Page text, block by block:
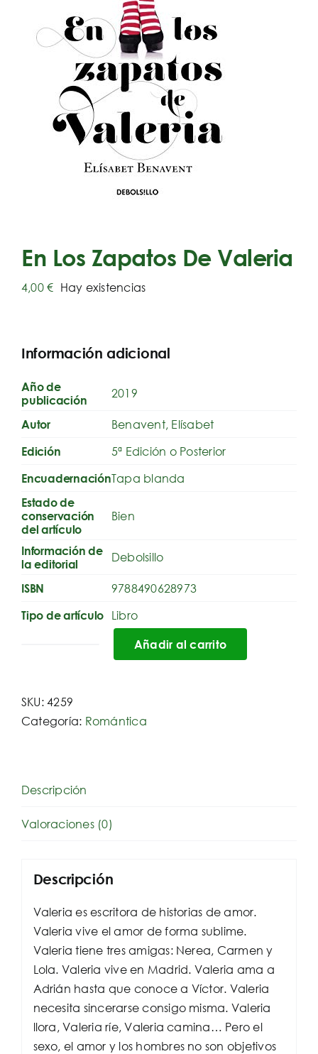
En Los Zapatos De Valeria
4,00€ Hay existencias
Información adicional
Año de
publicación
2019
Autor Benavent, Elísabet
Edición 5ª Edición o Posterior
EncuadernaciónTapa blanda
Estado de
conservación
del artículo
Bien
Información de
la editorial
Debolsillo
ISBN 9788490628973
Tipo de artículo Libro
De
Valeria
Añadir al carrito
SKU:4259
Categoría: Romántica
Descripción
Valoraciones (0)
Descripción
Valeria es escritora de historias de amor.
Valeria vive el amor de forma sublime.
Valeria tiene tres amigas: Nerea, Carmen y
Lola. Valeria vive en Madrid. Valeria ama a
Adrián hasta que conoce a Víctor. Valeria
necesita sincerarse consigo misma. Valeria
llora, Valeria ríe, Valeria camina… Pero el
sexo, el amor y los hombres no son objetivos